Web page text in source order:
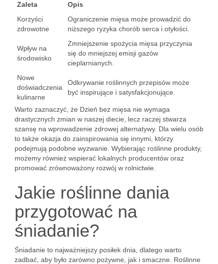
Zaleta
Opis
Korzyści
zdrowotne
Ograniczenie mięsa może prowadzić do
niższego ryzyka chorób serca i otyłości.
Wpływ na
środowisko
Zmniejszenie spożycia mięsa przyczynia
się do mniejszej emisji gazów
cieplarnianych.
Nowe
doświadczenia
kulinarne
Odkrywanie roślinnych przepisów może
być inspirujące i satysfakcjonujące.
Warto zaznaczyć, że Dzień bez mięsa nie wymaga
drastycznych zmian w naszej diecie, lecz raczej stwarza
szansę na wprowadzenie zdrowej alternatywy. Dla wielu osób
to także okazja do zainspirowania się innymi, którzy
podejmują podobne wyzwanie. Wybierając roślinne produkty,
możemy również wspierać lokalnych producentów oraz
promować zrównoważony rozwój w rolnictwie.
Jakie roślinne dania
przygotować na
śniadanie?
Śniadanie to najważniejszy posiłek dnia, dlatego warto
zadbać, aby było zarówno pożywne, jak i smaczne. Roślinne